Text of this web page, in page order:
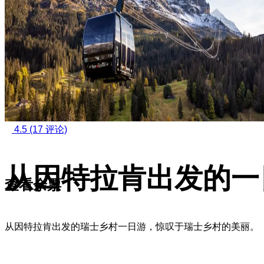
4.5 (17 评论)
从因特拉肯出发的
从因特拉肯出发的瑞士乡村一日游，惊叹于瑞士乡村的美丽。
查看余票